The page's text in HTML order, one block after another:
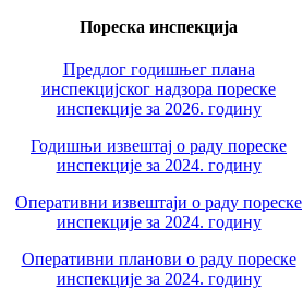
Пореска инспекција
Предлог годишњег плана
инспекцијског надзора пореске
инспекције за 2026. годину
Годишњи извештај о раду пореске
инспекције за 2024. годину
Оперативни извештаји о раду пореске
инспекције за 2024. годину
Оперативни планови о раду пореске
инспекције за 2024. годину